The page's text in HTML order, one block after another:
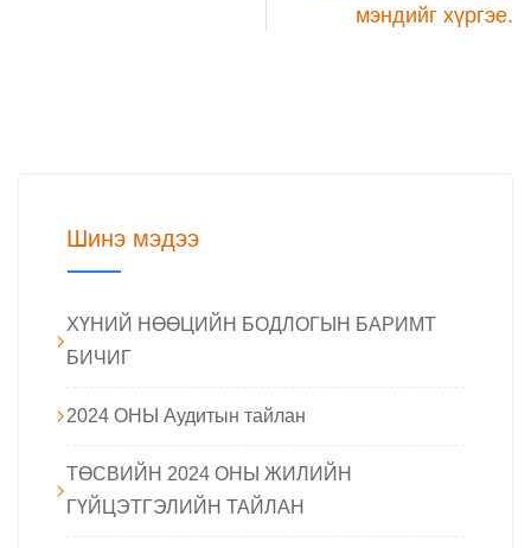
мэндийг хүргэе.
Шинэ мэдээ
ХҮНИЙ НӨӨЦИЙН БОДЛОГЫН БАРИМТ
БИЧИГ
2024 ОНЫ Аудитын тайлан
ТӨСВИЙН 2024 ОНЫ ЖИЛИЙН
ГҮЙЦЭТГЭЛИЙН ТАЙЛАН